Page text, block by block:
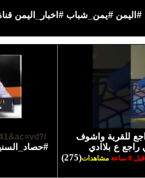
للقرية واشوف
راجع ع بلاادي
8 ساعة مشاهدات(275)
/?no=127441&ac=vd >